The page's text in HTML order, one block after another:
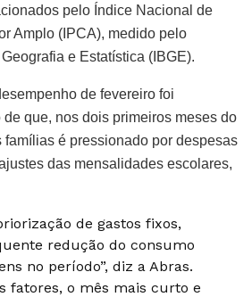
pelo Índice Nacional de
Amplo (IPCA), medido pelo
e Estatística (IBGE).
de fevereiro foi
que, nos dois primeiros meses do
famílias é pressionado por despesas
das mensalidades escolares,
de gastos fixos,
redução do consumo
no período”, diz a Abras.
fatores, o mês mais curto e